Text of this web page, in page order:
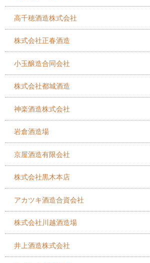
高千穂酒造株式会社
株式会社正春酒造
小玉醸造合同会社
株式会社都城酒造
神楽酒造株式会社
岩倉酒造場
京屋酒造有限会社
株式会社黒木本店
アカツキ酒造合資会社
株式会社川越酒造場
井上酒造株式会社